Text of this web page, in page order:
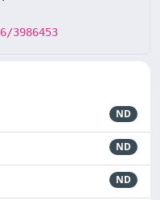
3986453
ND
ND
ND